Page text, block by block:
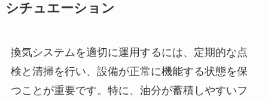
シチュエーション
換気システムを適切に運用するには、定期的な点
検と清掃を行い、設備が正常に機能する状態を保
つことが重要です。特に、油分が蓄積しやすいフ